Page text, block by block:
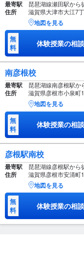
最寄駅 琵琶湖線瀬田駅から
住所 滋賀県大津市大江7
地図を見る
無
料
体験授業の相談
南彦根校
最寄駅 琵琶湖線南彦根駅か
住所 滋賀県彦根市小泉町
地図を見る
無
料
体験授業の相談
彦根駅南校
最寄駅 琵琶湖線彦根駅から
住所 滋賀県彦根市安清町
地図を見る
無
料
体験授業の相談